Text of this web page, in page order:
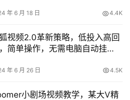
年 6 月 18 日 4.4K
视频2.0革新策略，低投入高回
简单操作，无需电脑自动挂
年 6 月 26 日 4.5K
小剧场视频教学，某大V精